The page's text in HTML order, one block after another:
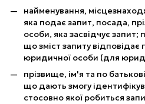
найменування,
яка подає запит, посада,
особи, яка засвідчує
що зміст запиту
юридичної особи (для
прізвище, ім'я та по
що дають змогу
стосовно якої робиться